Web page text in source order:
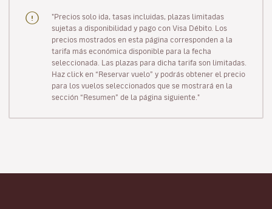
"Precios solo ida, tasas incluidas, plazas limitadas
sujetas a disponibilidad y pago con Visa Débito. Los
precios mostrados en esta página corresponden a la
tarifa más económica disponible para la fecha
seleccionada. Las plazas para dicha tarifa son limitadas.
Haz click en “Reservar vuelo” y podrás obtener el precio
para los vuelos seleccionados que se mostrará en la
sección “Resumen” de la página siguiente."